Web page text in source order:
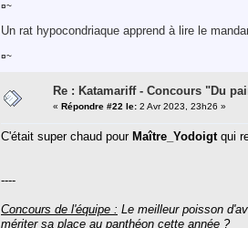
¤~
Un rat hypocondriaque apprend à lire le
¤~
Re : Katamariff - Concours "Du
« Répondre #22 le: 2 Avr 2023, 23h26 »
C'était super chaud pour Maître_Yodoigtqui
----
Concours de l'équipe : Le meilleur poisson
mériter sa place au panthéon cette année ?